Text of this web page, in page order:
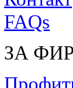
FAQs
ЗА